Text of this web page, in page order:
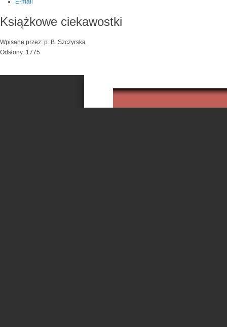
Książkowe ciekawostki
Wpisane przez: p. B. Szczyrska
Odsłony: 1775